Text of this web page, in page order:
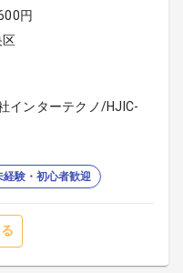
円
区
インターテクノ/HJIC-
経験・初心者歓迎